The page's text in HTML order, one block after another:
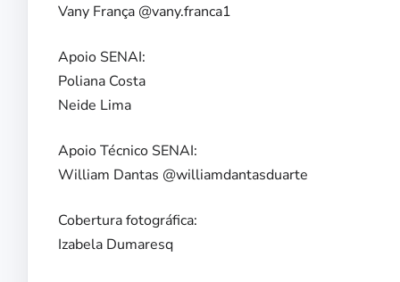
Vany França @vany.franca1
Apoio SENAI:
Poliana Costa
Neide Lima
Apoio Técnico SENAI:
William Dantas @williamdantasduarte
Cobertura fotográfica:
Izabela Dumaresq